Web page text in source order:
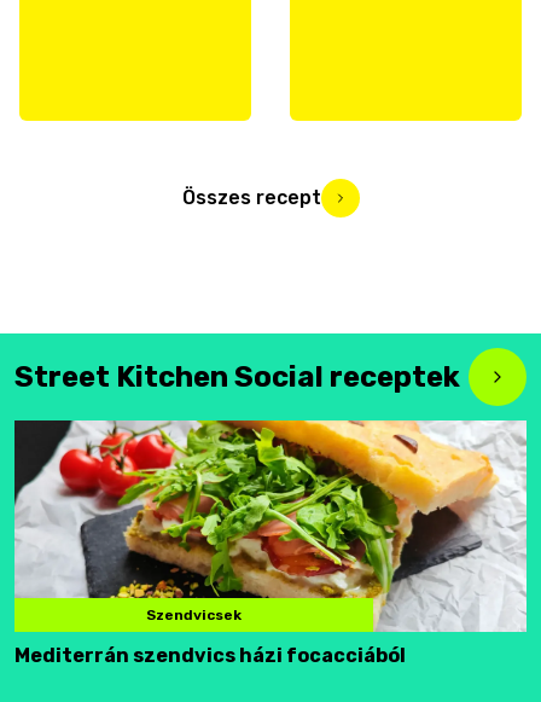
Összes recept
Street Kitchen Social receptek
Szendvicsek
Mediterrán szendvics házi focacciából